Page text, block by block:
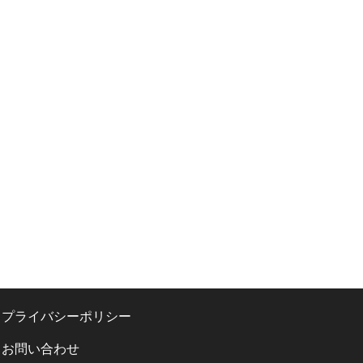
プライバシーポリシー
お問い合わせ